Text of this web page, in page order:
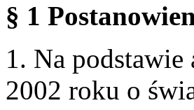
§ 1
1. Na
2002 roku o